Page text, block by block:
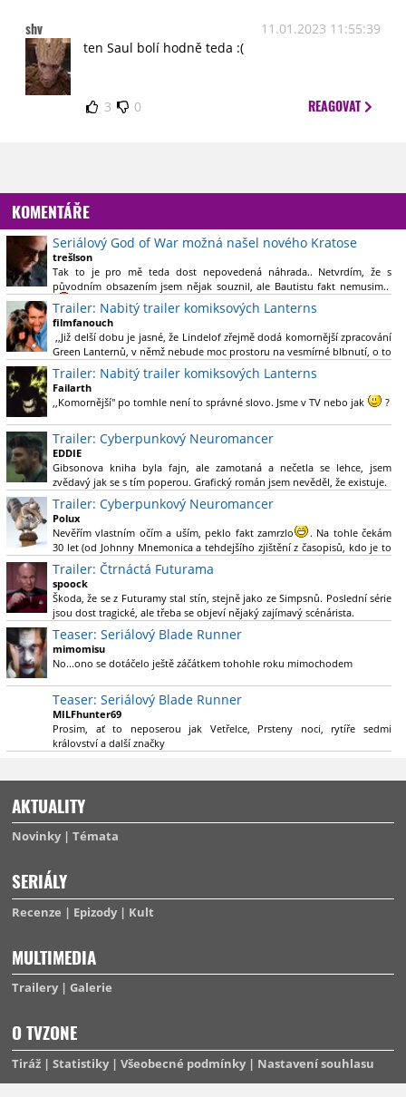
shv
11.01.2023 11:55:39
ten Saul bolí hodně teda :(
3 0 REAGOVAT
KOMENTÁŘE
Seriálový God of War možná našel nového Kratose
trešlson
Tak to je pro mě teda dost nepovedená náhrada.. Netvrdím, že s
původním obsazením jsem nějak souznil, ale Bautistu fakt nemusim..
Trailer: Nabitý trailer komiksových Lanterns
filmfanouch
,,Již delší dobu je jasné, že Lindelof zřejmě dodá komornější zpracování
Green Lanternů, v němž nebude moc prostoru na vesmírné blbnutí, o to
více se ovšem bude moci nová adaptace odprostit třeba od filmového
Green Lanterna s Ryanem Reynoldsem.´´ Co je na tom
nesrozumitelného?
Trailer: Nabitý trailer komiksových Lanterns
Failarth
,,Komornější" po tomhle není to správné slovo. Jsme v TV nebo jak
?
Nebál bych se říct, že to vypadá skvěle jak po stránce kvantity materiálu,
tak i formou.
Výběr Ulricha Tomsena pro mě velké překvapení a velmi zajímavá volba
bravo.
Chandler je lepší a lepší s každou novou scénou.
Komiksy to mají ted´těžké, paradoxně tomu škodí to všechno kolem
(DC nebo MCU to je buřt) , ale nezasloužilo by si to zářez jen kvůli tomu.
Držím tomu palce.
Trailer: Cyberpunkový Neuromancer
EDDIE
Gibsonova kniha byla fajn, ale zamotaná a nečetla se lehce, jsem
zvědavý jak se s tím poperou. Grafický román jsem nevěděl, že existuje.
Trailer: Cyberpunkový Neuromancer
Polux
Nevěřím vlastním očím a uším, peklo fakt zamrzlo
. Na tohle čekám
30 let (od Johnny Mnemonica a tehdejšího zjištění z časopisů, kdo je to
Gibson a co je jeho debutová kniha zač), přičemž 25 let (od Matrixu,
který pojem cyberpunk dostal do povědomí i obyčejného diváka a
nikoliv fanouška žánru) marně doufám, že si po řadě "duchovních
nástupců", kteří přišli poté (Ghost In The Shell, Alita: Battle Angel,
Altered Carbon, Blade Runner 2049, Cyberpunk 2077, atd.), někdo
konečně vzpomene i na bibli cyberpunku, se kterou to všechno začalo.
Teď už nezbývá nic jiného než se tiše modlit a doufat, že to bude stát za
to
. Plus kudos za sázku na seriál a nikoliv film, snad tvůrci tu
Trailer: Čtrnáctá Futurama
spoock
Škoda, že se z Futuramy stal stín, stejně jako ze Simpsnů. Poslední série
jsou dost tragické, ale třeba se objeví nějaký zajímavý scénárista.
Nedávno začala vycházet nová řada Ricka a Mortyho a já z úžasem zjistil,
že se na to dá opět koukat.
Teaser: Seriálový Blade Runner
mimomisu
No...ono se dotáčelo ještě záčátkem tohohle roku mimochodem
Teaser: Seriálový Blade Runner
MILFhunter69
Prosim, ať to neposerou jak Vetřelce, Prsteny noci, rytíře sedmi
království a další značky
AKTUALITY
Novinky Témata
SERIÁLY
Recenze Epizody Kult
MULTIMEDIA
Trailery Galerie
O TVZONE
Tiráž Statistiky Všeobecné podmínky Nastavení souhlasu